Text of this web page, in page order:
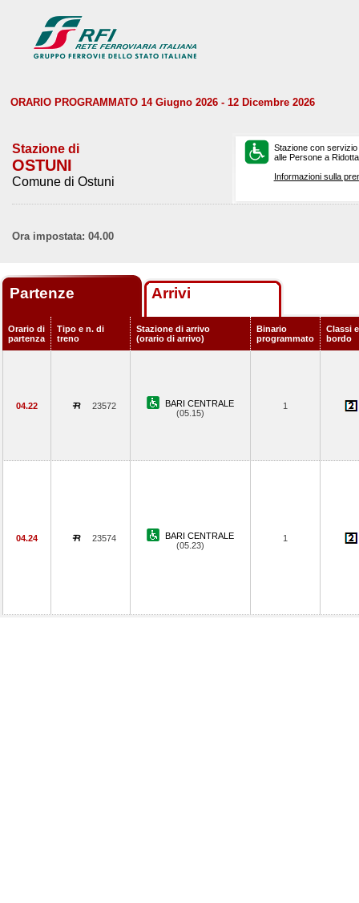
ORARIO PROGRAMMATO 14 Giugno 2026 - 12 Dicembre 2026
Stazione di
OSTUNI
Comune di Ostuni
Stazione con
alle Persone a
Informazioni sulla
Ora impostata: 04.00
Partenze Arrivi
Orario di
partenza
Tipo e n. di
treno
Stazione di arrivo
(orario di arrivo)
Binario
programmato
Classi
bordo
04.22 23572
BARI CENTRALE
(05.15)
1
04.24 23574
BARI CENTRALE
(05.23)
1